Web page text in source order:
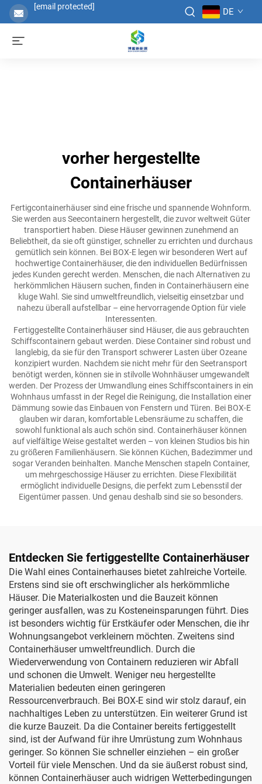
[email protected] DE
vorher hergestellte
Containerhäuser
Fertigcontainerhäuser sind eine frische und spannende Wohnform.
Sie werden aus Seecontainern hergestellt, die zuvor weltweit Güter
transportiert haben. Diese Häuser gewinnen zunehmend an
Beliebtheit, da sie oft günstiger, schneller zu errichten und durchaus
gemütlich sein können. Bei BOX-E legen wir besonderen Wert auf
hochwertige Containerhäuser, die den individuellen Bedürfnissen
jedes Kunden gerecht werden. Menschen, die nach Alternativen zu
herkömmlichen Häusern suchen, finden in Containerhäusern eine
kluge Wahl. Sie sind umweltfreundlich, vielseitig einsetzbar und
nahezu überall aufstellbar – eine hervorragende Option für viele
Interessenten.
Fertiggestellte Containerhäuser sind Häuser, die aus gebrauchten
Schiffscontainern gebaut werden. Diese Container sind robust und
langlebig, da sie für den Transport schwerer Lasten über Ozeane
konzipiert wurden. Nachdem sie nicht mehr für den Seetransport
benötigt werden, können sie in stilvolle Wohnhäuser umgewandelt
werden. Der Prozess der Umwandlung eines Schiffscontainers in ein
Wohnhaus umfasst in der Regel die Reinigung, die Installation einer
Dämmung sowie das Einbauen von Fenstern und Türen. Bei BOX-E
glauben wir daran, komfortable Lebensräume zu schaffen, die
sowohl funktional als auch schön sind. Containerhäuser können
auf vielfältige Weise gestaltet werden – von kleinen Studios bis hin
zu größeren Familienhäusern. Sie können Küchen, Badezimmer und
sogar Veranden beinhalten. Manche Menschen stapeln Container,
um mehrgeschossige Häuser zu errichten. Diese Flexibilität
ermöglicht individuelle Designs, die perfekt zum Lebensstil der
Eigentümer passen. Und genau deshalb sind sie so besonders.
Entdecken Sie fertiggestellte Containerhäuser
Die Wahl eines Containerhauses bietet zahlreiche Vorteile.
Erstens sind sie oft erschwinglicher als herkömmliche
Häuser. Die Materialkosten und die Bauzeit können
geringer ausfallen, was zu Kosteneinsparungen führt. Dies
ist besonders wichtig für Erstkäufer oder Menschen, die ihr
Wohnungsangebot verkleinern möchten. Zweitens sind
Containerhäuser umweltfreundlich. Durch die
Wiederverwendung von Containern reduzieren wir Abfall
und schonen die Umwelt. Weniger neu hergestellte
Materialien bedeuten einen geringeren
Ressourcenverbrauch. Bei BOX-E sind wir stolz darauf, ein
nachhaltiges Leben zu unterstützen. Ein weiterer Grund ist
die kurze Bauzeit. Da die Container bereits fertiggestellt
sind, ist der Aufwand für ihre Umrüstung zum Wohnhaus
geringer. So können Sie schneller einziehen – ein großer
Vorteil für viele Menschen. Und da sie äußerst robust sind,
können Containerhäuser auch widrigen Wetterbedingungen